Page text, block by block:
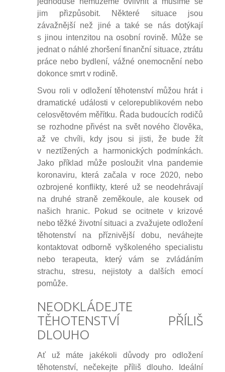
jim přizpůsobit. Některé situace jsou
závažnější než jiné a také se nás dotýkají
s jinou intenzitou na osobní rovině. Může se
jednat o náhlé zhoršení finanční situace, ztrátu
práce nebo bydlení, vážné onemocnění nebo
dokonce smrt v rodině.
Svou roli v odložení těhotenství můžou hrát i
dramatické události v celorepublikovém nebo
celosvětovém měřítku. Řada budoucích rodičů
se rozhodne přivést na svět nového člověka,
až ve chvíli, kdy jsou si jisti, že bude žít
v neztížených a harmonických podmínkách.
Jako příklad může posloužit vlna pandemie
koronaviru, která začala v roce 2020, nebo
ozbrojené konflikty, které už se neodehrávají
na druhé straně zeměkoule, ale kousek od
našich hranic. Pokud se ocitnete v krizové
nebo těžké životní situaci a zvažujete odložení
těhotenství na příznivější dobu, neváhejte
kontaktovat odborně vyškoleného specialistu
nebo terapeuta, který vám se zvládáním
strachu, stresu, nejistoty a dalších emocí
pomůže.
NEODKLÁDEJTE
TĚHOTENSTVÍ PŘÍLIŠ
DLOUHO
Ať už máte jakékoli důvody pro odložení
těhotenství, nečekejte příliš dlouho. Ideální